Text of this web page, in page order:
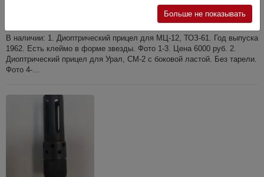
Калужская область, Калуга
В наличии: 1. Диоптрический прицел для МЦ-12, ТОЗ-61. Год выпуска
1962. Есть клеймо в форме звезды. Фото 1-3. Цена 6000 руб. 2.
Диоптрический прицел для Урал, СМ-2 с боковой ластой. Без тарели.
Фото 4-...
Больше не показывать